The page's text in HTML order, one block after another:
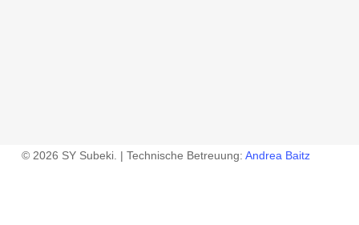
© 2026 SY Subeki. | Technische Betreuung: Andrea Baitz